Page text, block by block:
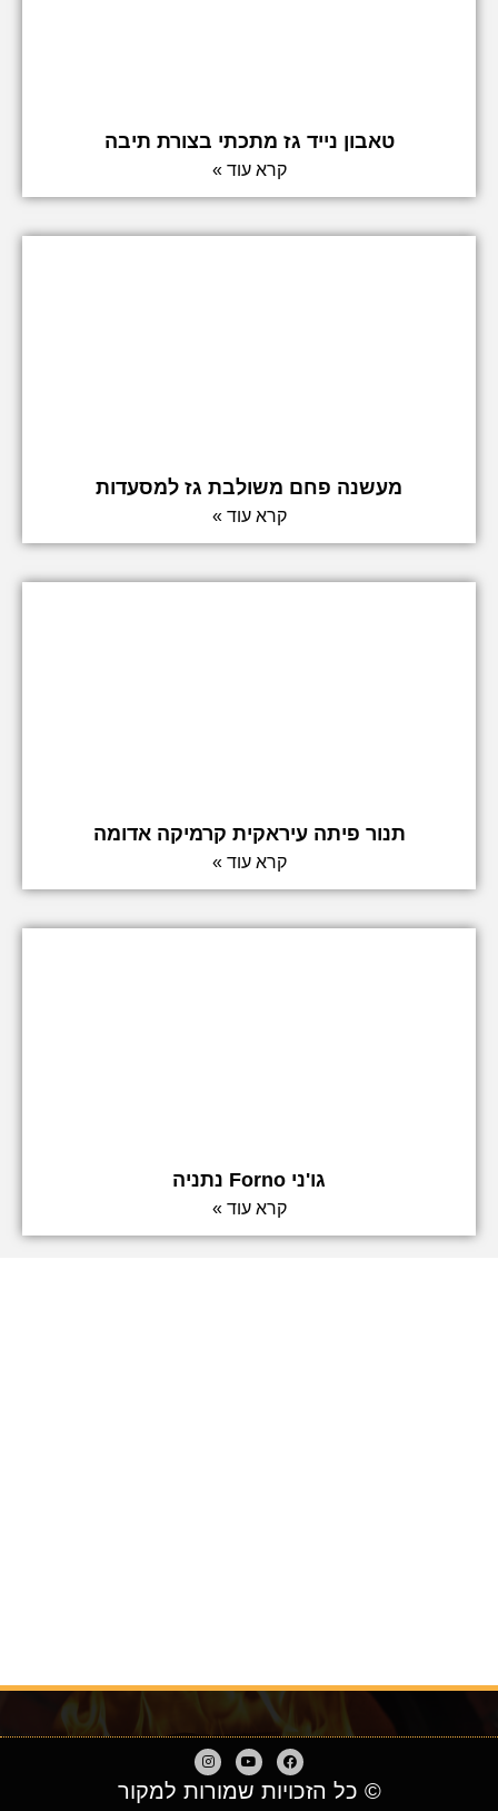
טאבון נייד גז מתכתי בצורת תיבה
קרא עוד »
מעשנה פחם משולבת גז למסעדות
קרא עוד »
תנור פיתה עיראקית קרמיקה אדומה
קרא עוד »
גו'ני Forno נתניה
קרא עוד »
© כל הזכויות שמורות למקור